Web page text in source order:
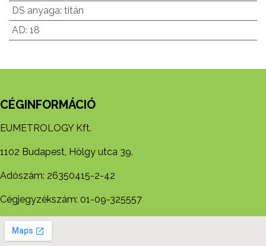
DS anyaga: titán
AD: 18
CÉGINFORMÁCIÓ
EUMETROLOGY Kft.
1102 Budapest, Hölgy utca 39.
Adószám: 26350415-2-42
Cégjegyzékszám: 01-09-325557